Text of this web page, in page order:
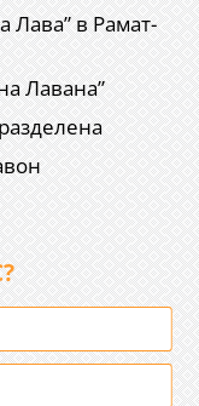
в Рамат-
Лавана”